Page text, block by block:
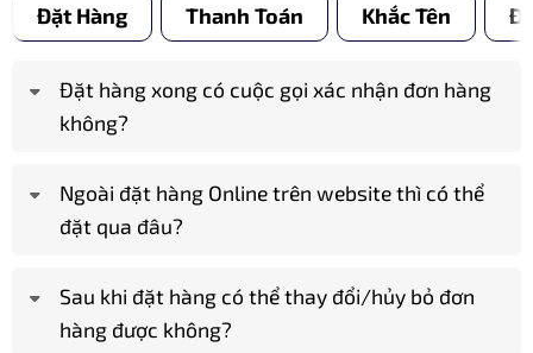
Đặt Hàng Thanh Toán Khắc Tên
Đặt hàng xong có cuộc gọi xác nhận đơn hàng
không?
Ngoài đặt hàng Online trên website thì có thể
đặt qua đâu?
Sau khi đặt hàng có thể thay đổi/hủy bỏ đơn
hàng được không?